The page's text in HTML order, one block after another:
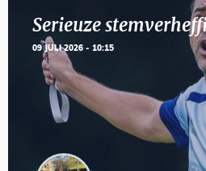
Serieuze
09 JULI 2026 - 10:15